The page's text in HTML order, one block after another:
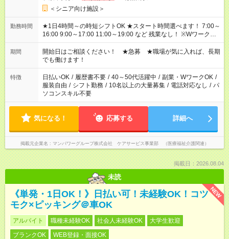
＜シニア向け施設＞
勤務時間
★1日4時間～の時短シフトOK ★スタート時間選べます！ 7:00～
16:00 9:00～17:00 11:00～19:00 など 残業なし！ ※Wワークの
場合、他のお仕事と合わせ週40時間超の就業はご案内できませ
ん ※法令に基づき、週20時間以上勤務は社会保険への加入対象
となります ※労働者派遣法（日雇い派遣の原則禁止）により、
短時間・短期間の就業はご案内が難しい場合があります
期間
開始日はご相談ください！ ★急募 ★職場が気に入れば、長期
でも働けます！
特徴 日払いOK / 履歴書不要 / 40～50代活躍中 / 副業・WワークOK /
服装自由 / シフト勤務 / 10名以上の大量募集 / 電話対応なし / パ
ソコンスキル不要
気になる！ 応募する 詳細へ
掲載元企業名 マンパワーグループ株式会社 ケアサービス事業部 （医療福祉介護関連）
掲載日：2026.08.04
未読
NEW
《単発・1日OK！》日払い可！未経験OK！コツ
モク×ピッキング＠車OK
アルバイト 職種未経験OK 社会人未経験OK
大学生歓迎
ブランクOK
WEB登録・面接OK